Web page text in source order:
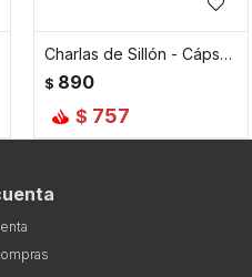
Charlas de Sillón - Cápsula Deco
$ 890
$ 757